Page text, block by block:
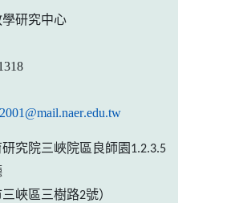
研究中心
@mail.naer.edu.tw
研究院三峽院區良師園 1.2.3.5
三峽區三樹路2號）